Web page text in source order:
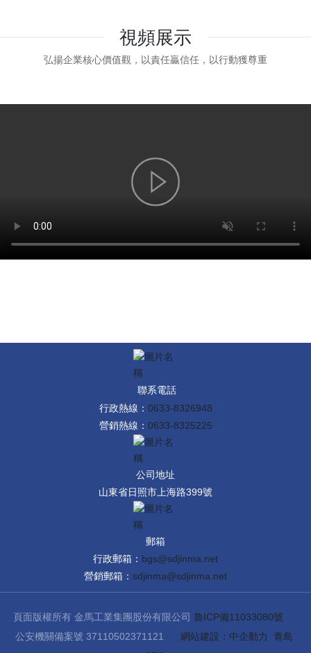
視頻展示
弘揚企業核心價值觀，以責任贏信任，以行動獲尊重
聯系電話
行政熱線： 0633-8326948
營銷熱線： 0633-8325225
公司地址
山東省日照市上海路399號
郵箱
行政郵箱： bgs@sdjinma.net
營銷郵箱： sdjinma@sdjinma.net
頁面版權所有 金馬工業集團股份有限公司魯ICP備11033080號
公安機關備案號 37110502371121 網站建設：中企動力
青島